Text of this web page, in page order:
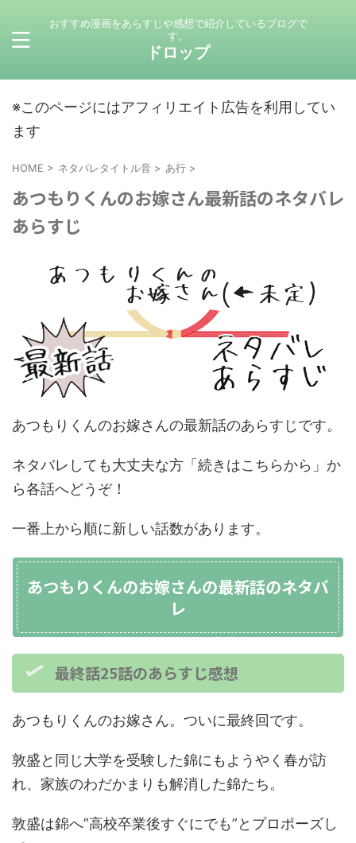
おすすめ漫画をあらすじや感想で紹介しているブログで
す。
ドロップ
※このページにはアフィリエイト広告を利用してい
ます
HOME > ネタバレタイトル音 > あ行 >
あつもりくんのお嫁さん最新話のネタバレ
あらすじ
あつもりくんのお嫁さんの最新話のあらすじです。
ネタバレしても大丈夫な方「続きはこちらから」か
ら各話へどうぞ！
一番上から順に新しい話数があります。
あつもりくんのお嫁さんの最新話のネタバ
レ
最終話25話のあらすじ感想
あつもりくんのお嫁さん。ついに最終回です。
敦盛と同じ大学を受験した錦にもようやく春が訪
れ、家族のわだかまりも解消した錦たち。
敦盛は錦へ”高校卒業後すぐにでも”とプロポーズし